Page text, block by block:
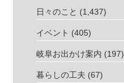
日々のこと (1,437)
イベント (405)
岐阜お出かけ案内 (197)
暮らしの工夫 (67)